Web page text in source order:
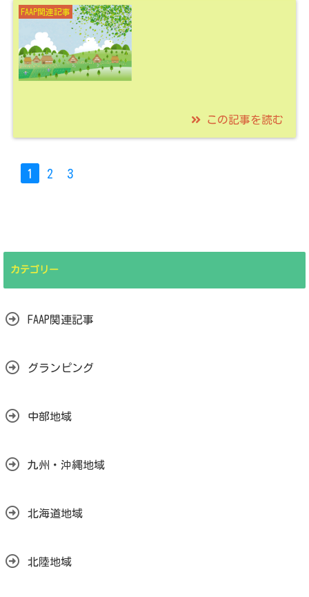
グランピング『グラン
ルーク飯綱高原』で自
然を満喫しない？！
FAAP関連記事
智頭急行で鉄印ゲッ
ト、古民家でくつろぎ
この記事を読む
1 2 3
カテゴリー
FAAP関連記事
グランピング
中部地域
九州・沖縄地域
北海道地域
北陸地域